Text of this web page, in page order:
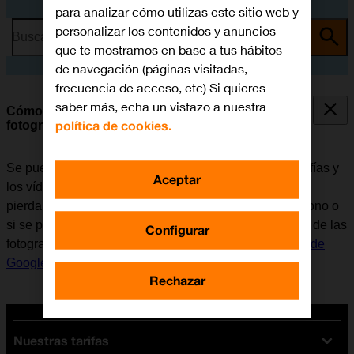
Busca por problema o tema
Cómo hacer una copia de seguridad de las
fotografías y los vídeos con Google Drive
Se puede hacer una copia de seguridad de las fotografías y
los vídeos del móvil con Google Drive para que no se
pierdan, por ejemplo, al actualizar el software del teléfono o
si se pierde. Para poder hacer una copia de seguridad de las
fotografías y los vídeos, es necesario
activar la cuenta de
Google en el móvilyconfigurar el móvil para internet
Nuestras tarifas
para analizar cómo utilizas este sitio web y
personalizar los contenidos y anuncios
que te mostramos en base a tus hábitos
de navegación (páginas visitadas,
frecuencia de acceso, etc) Si quieres
saber más, echa un vistazo a nuestra
política de cookies.
Configurar
Rechazar
Aceptar